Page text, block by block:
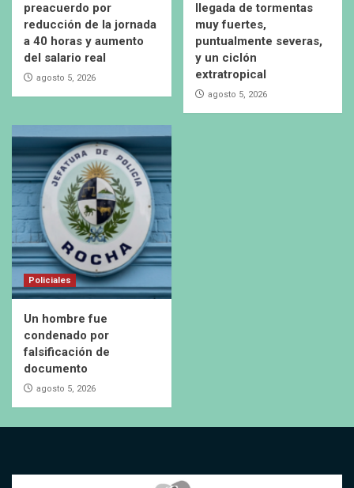
preacuerdo por
reducción de la jornada
a 40 horas y aumento
del salario real
agosto 5, 2026
llegada de tormentas
muy fuertes,
puntualmente severas,
y un ciclón
extratropical
agosto 5, 2026
Policiales
Un hombre fue
condenado por
falsificación de
documento
agosto 5, 2026